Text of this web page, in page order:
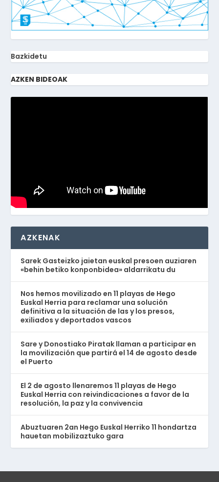
Bazkidetu
AZKEN BIDEOAK
AZKENAK
Sarek Gasteizko jaietan euskal presoen auziaren
«behin betiko konponbidea» aldarrikatu du
Nos hemos movilizado en 11 playas de Hego
Euskal Herria para reclamar una solución
definitiva a la situación de las y los presos,
exiliados y deportados vascos
Sare y Donostiako Piratak llaman a participar en
la movilización que partirá el 14 de agosto desde
el Puerto
El 2 de agosto llenaremos 11 playas de Hego
Euskal Herria con reivindicaciones a favor de la
resolución, la paz y la convivencia
Abuztuaren 2an Hego Euskal Herriko 11 hondartza
hauetan mobilizaztuko gara